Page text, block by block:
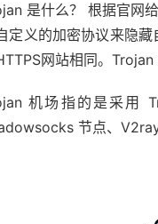
是什么？ 根据官网
定义的加密协议来隐
网站相同。
机场指的是采用
节点、